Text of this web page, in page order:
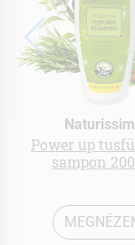
Power up
sampon